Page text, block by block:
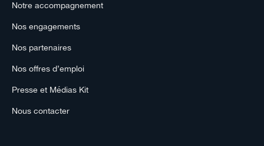
Notre accompagnement
Nos engagements
Nos partenaires
Nos offres d’emploi
Presse et Médias Kit
Nous contacter